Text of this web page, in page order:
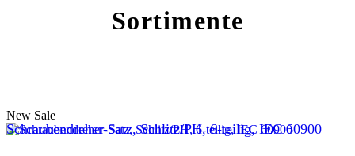
Sortimente
New Sale
Schraubendreher-Satz, Schlitz/PH, 6-teilig, IEC 60900